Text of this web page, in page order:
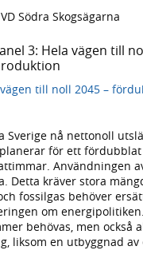
Södra Skogsägarna
3: Hela vägen till
till noll 2045 –
Sverige nå nettonoll
för ett fördubblat
Användningen
Detta kräver stora
fossilgas behöver
om
behövas, men också
liksom en utbyggnad av